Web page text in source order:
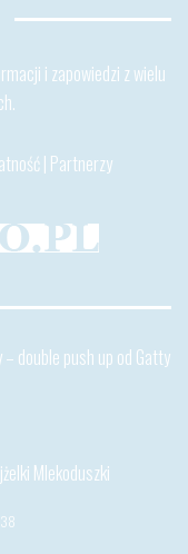
i zapowiedzi z wielu
| Partnerzy
double push up od Gatty
Mlekoduszki